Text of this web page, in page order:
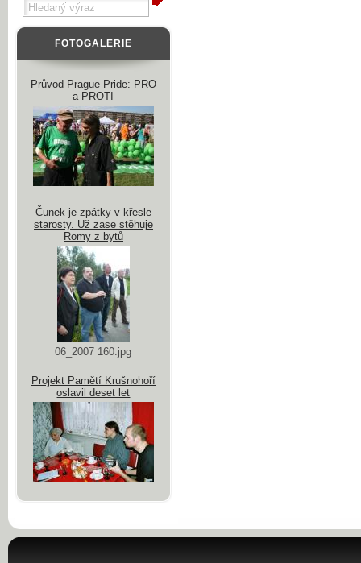
FOTOGALERIE
Průvod Prague Pride: PRO
a PROTI
Čunek je zpátky v křesle
starosty. Už zase stěhuje
Romy z bytů
06_2007 160.jpg
Projekt Pamětí Krušnohoří
oslavil deset let